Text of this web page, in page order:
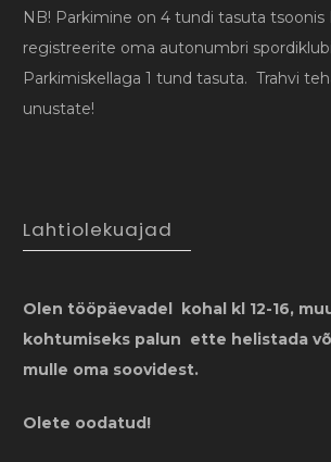
NB! Parkimine on 4 tundi tasuta tsoonis
registreerite oma autonumbri
Parkimiskellaga 1 tund tasuta. Trahvi
unustate!
Lahtiolekuajad
Olen tööpäevadel kohal kl 12-16,
kohtumiseks palun ette helistada
mulle oma soovidest.
Olete oodatud!